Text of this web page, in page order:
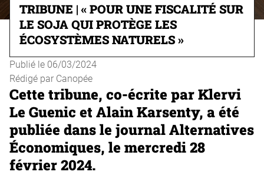
TRIBUNE | « POUR UNE FISCALITÉ SUR
LE SOJA QUI PROTÈGE LES
ÉCOSYSTÈMES NATURELS »
Cette tribune, co-écrite par Klervi
Le Guenic et Alain Karsenty, a été
publiée dans le journal Alternatives
Économiques, le mercredi 28
février 2024.
Publié le 06/03/2024
Rédigé par Canopée